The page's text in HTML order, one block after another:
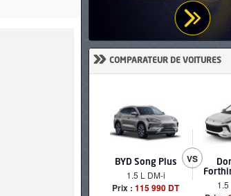
» COMPARATEUR DE VOITURES
BYD Song Plus
1.5 L DM-i
Prix : 115 990 DT
VS
1.5